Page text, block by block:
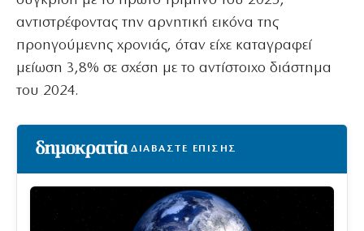
αντιστρέφοντας την αρνητική εικόνα της
προηγούμενης χρονιάς, όταν είχε καταγραφεί
μείωση 3,8% σε σχέση με το αντίστοιχο διάστημα
του 2024.
ΔΙΑΒΑΣΤΕ ΕΠΙΣΗΣ